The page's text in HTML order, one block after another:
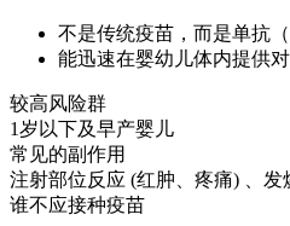
不是传统疫苗，而是单抗
能迅速在婴幼儿体内提供
较高风险群
1岁以下及早产婴儿
常见的副作用
注射部位反应 (红肿、疼痛) 、发
谁不应接种疫苗